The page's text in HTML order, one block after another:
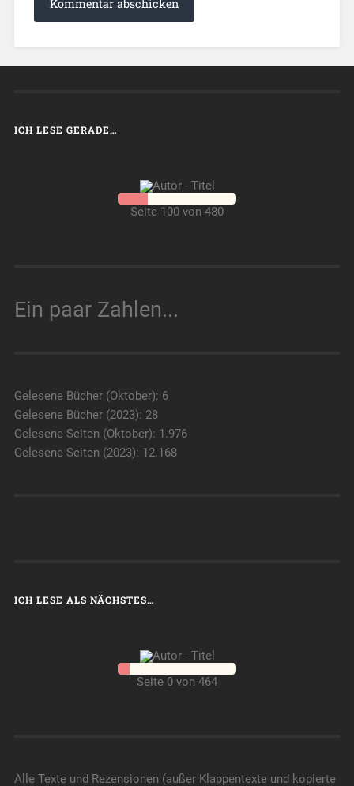
ICH LESE GERADE…
Seite 100 von 480
Ein paar Zahlen...
Gelesene Bücher (Oktober): 6
Gelesene Bücher (2023): 28
Gelesene Seiten (Oktober): 1.976
Gelesene Seiten (2023): 12.168
ICH LESE ALS NÄCHSTES…
Seite 0 von 464
Alle Texte und Rezensionen (außer Klappentexte und kopierte